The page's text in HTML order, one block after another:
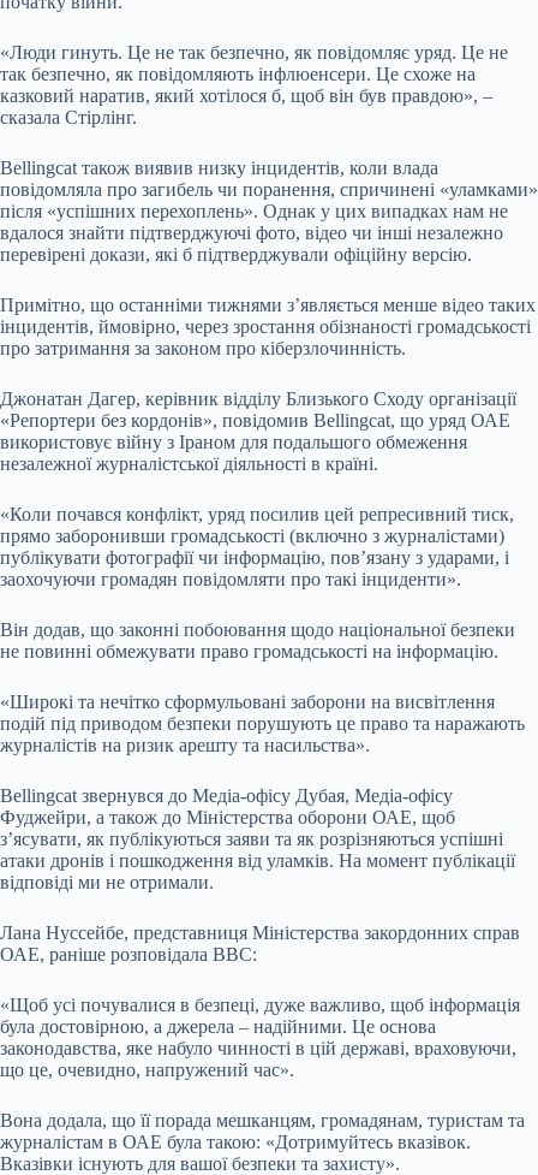
«Люди гинуть. Це не так безпечно, як повідомляє уряд. Це не
так безпечно, як повідомляють інфлюенсери. Це схоже на
казковий наратив, який хотілося б, щоб він був правдою», –
сказала Стірлінг.
Bellingcat також виявив низку інцидентів, коли влада
повідомляла про загибель чи поранення, спричинені «уламками»
після «успішних перехоплень». Однак у цих випадках нам не
вдалося знайти підтверджуючі фото, відео чи інші незалежно
перевірені докази, які б підтверджували офіційну версію.
Примітно, що останніми тижнями з’являється менше відео таких
інцидентів, ймовірно, через зростання обізнаності громадськості
про затримання за законом про кіберзлочинність.
Джонатан Дагер, керівник відділу Близького Сходу організації
«Репортери без кордонів», повідомив Bellingcat, що уряд ОАЕ
використовує війну з Іраном для подальшого обмеження
незалежної журналістської діяльності в країні.
«Коли почався конфлікт, уряд посилив цей репресивний тиск,
прямо заборонивши громадськості (включно з журналістами)
публікувати фотографії чи інформацію, пов’язану з ударами, і
заохочуючи громадян повідомляти про такі інциденти».
Він додав, що законні побоювання щодо національної безпеки
не повинні обмежувати право громадськості на інформацію.
«Широкі та нечітко сформульовані заборони на висвітлення
подій під приводом безпеки порушують це право та наражають
журналістів на ризик арешту та насильства».
Bellingcat звернувся до Медіа-офісу Дубая, Медіа-офісу
Фуджейри, а також до Міністерства оборони ОАЕ, щоб
з’ясувати, як публікуються заяви та як розрізняються успішні
атаки дронів і пошкодження від уламків. На момент публікації
відповіді ми не отримали.
Лана Нуссейбе, представниця Міністерства закордонних справ
ОАЕ, раніше розповідала BBC:
«Щоб усі почувалися в безпеці, дуже важливо, щоб інформація
була достовірною, а джерела – надійними. Це основа
законодавства, яке набуло чинності в цій державі, враховуючи,
що це, очевидно, напружений час».
Вона додала, що її порада мешканцям, громадянам, туристам та
журналістам в ОАЕ була такою: «Дотримуйтесь вказівок.
Вказівки існують для вашої безпеки та захисту».